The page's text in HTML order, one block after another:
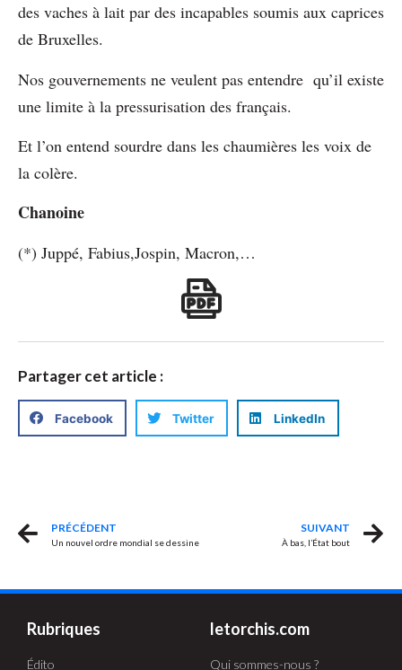
des vaches à lait par des incapables soumis aux caprices
de Bruxelles.
Nos gouvernements ne veulent pas entendre qu’il existe
une limite à la pressurisation des français.
Et l’on entend sourdre dans les chaumières les voix de
la colère.
Chanoine
(*) Juppé, Fabius,Jospin, Macron,…
Partager cet article :
Facebook Twitter LinkedIn
PRÉCÉDENT
Un nouvel ordre mondial se dessine
SUIVANT
À bas, l’État bout
Rubriques
Édito
letorchis.com
Qui sommes-nous ?